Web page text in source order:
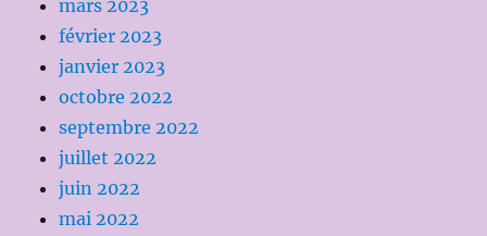
mars 2023
février 2023
janvier 2023
octobre 2022
septembre 2022
juillet 2022
juin 2022
mai 2022